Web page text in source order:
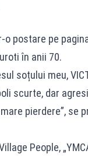
postare pe
în anii 70.
soțului meu,
scurte, dar
pierdere”, se
People,